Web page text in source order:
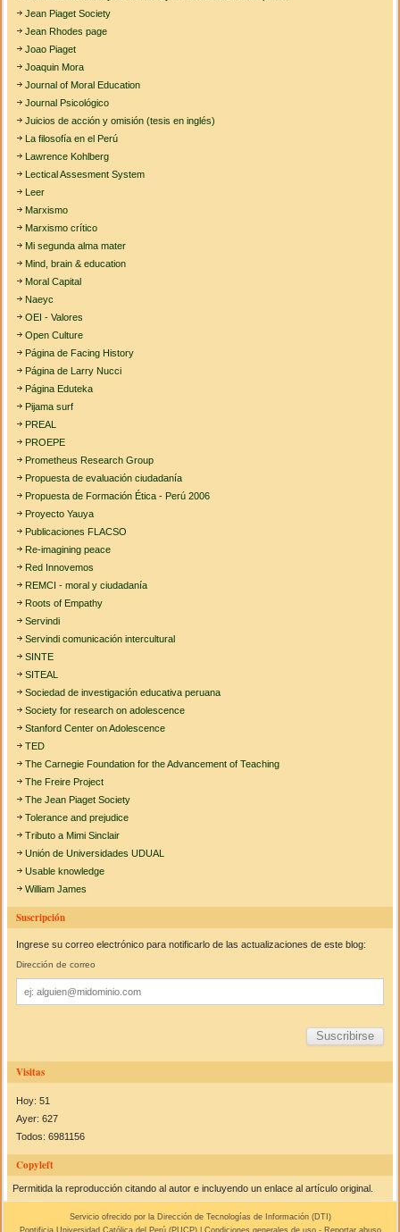
Jean Piaget Society
Jean Rhodes page
Joao Piaget
Joaquin Mora
Journal of Moral Education
Journal Psicológico
Juicios de acción y omisión (tesis en inglés)
La filosofía en el Perú
Lawrence Kohlberg
Lectical Assesment System
Leer
Marxismo
Marxismo crítico
Mi segunda alma mater
Mind, brain & education
Moral Capital
Naeyc
OEI - Valores
Open Culture
Página de Facing History
Página de Larry Nucci
Página Eduteka
Pijama surf
PREAL
PROEPE
Prometheus Research Group
Propuesta de evaluación ciudadanía
Propuesta de Formación Ética - Perú 2006
Proyecto Yauya
Publicaciones FLACSO
Re-imagining peace
Red Innovemos
REMCI - moral y ciudadanía
Roots of Empathy
Servindi
Servindi comunicación intercultural
SINTE
SITEAL
Sociedad de investigación educativa peruana
Society for research on adolescence
Stanford Center on Adolescence
TED
The Carnegie Foundation for the Advancement of Teaching
The Freire Project
The Jean Piaget Society
Tolerance and prejudice
Tributo a Mimi Sinclair
Unión de Universidades UDUAL
Usable knowledge
William James
Suscripción
Ingrese su correo electrónico para notificarlo de las actualizaciones de este blog:
Dirección de correo
Dirección
de
correo
Visitas
Hoy: 51
Ayer: 627
Todos: 6981156
Copyleft
Permitida la reproducción citando al autor e incluyendo un enlace al artículo original.
Servicio ofrecido por la Dirección de Tecnologías de Información (DTI )